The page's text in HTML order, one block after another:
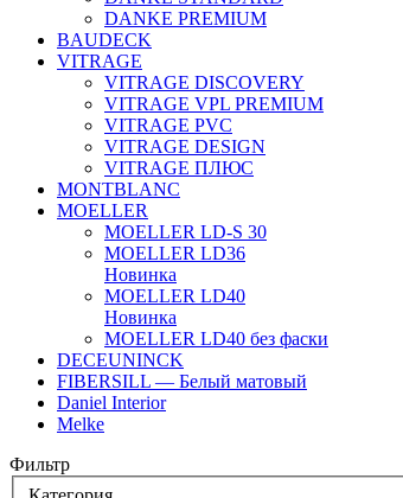
DANKE PREMIUM
BAUDECK
VITRAGE
VITRAGE DISCOVERY
VITRAGE VPL PREMIUM
VITRAGE PVC
VITRAGE DESIGN
VITRAGE ПЛЮС
MONTBLANC
MOELLER
MOELLER LD-S 30
MOELLER LD36
Новинка
MOELLER LD40
Новинка
MOELLER LD40 без фаски
DECEUNINCK
FIBERSILL — Белый матовый
Daniel Interior
Melke
Фильтр